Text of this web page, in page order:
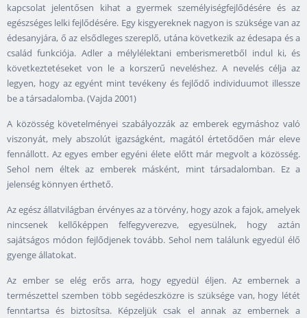
kapcsolat jelentősen kihat a gyermek személyiségfejlődésére és az
egészséges lelki fejlődésére. Egy kisgyereknek nagyon is szüksége van az
édesanyjára, ő az elsődleges szereplő, utána következik az édesapa és a
család funkciója. Adler a mélylélektani emberismeretből indul ki, és
következtetéseket von le a korszerű neveléshez. A nevelés célja az
legyen, hogy az egyént mint tevékeny és fejlődő individuumot illessze
be a társadalomba. (Vajda 2001)
A közösség követelményei szabályozzák az emberek egymáshoz való
viszonyát, mely abszolút igazságként, magától értetődően már eleve
fennállott. Az egyes ember egyéni élete előtt már megvolt a közösség.
Sehol nem éltek az emberek másként, mint társadalomban. Ez a
jelenség könnyen érthető.
Az egész állatvilágban érvényes az a törvény, hogy azok a fajok, amelyek
nincsenek kellőképpen felfegyverezve, egyesülnek, hogy aztán
sajátságos módon fejlődjenek tovább. Sehol nem találunk egyedül élő
gyenge állatokat.
Az ember se elég erős arra, hogy egyedül éljen. Az embernek a
természettel szemben több segédeszközre is szüksége van, hogy létét
fenntartsa és biztosítsa. Képzeljük csak el annak az embernek a